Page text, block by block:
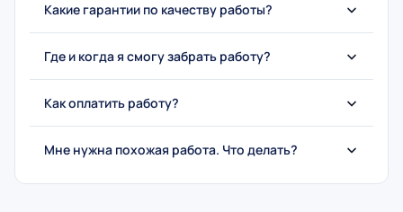
Какие гарантии по качеству работы?
Где и когда я смогу забрать работу?
Как оплатить работу?
Мне нужна похожая работа. Что делать?